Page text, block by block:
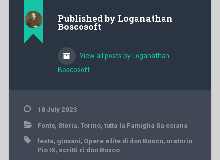
Published by Loganathan
Boscosoft
View all posts by Loganathan
Boscosoft
18 July 2023
Fonte, Storia, Torino, tutta la Famiglia Salesiana
festa, giovani, Opere edite di don Bosco, oratorio,
Pio IX, scritti di don Bosco